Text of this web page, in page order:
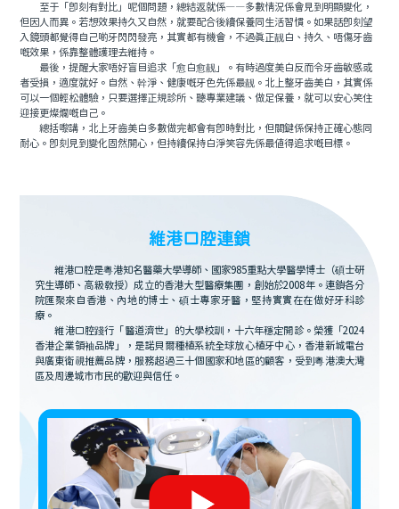
至于「即刻有對比」呢個問題，總結返就係——多數情況係會見到明顯變化，
但因人而異。若想效果持久又自然，就要配合後續保養同生活習慣。如果話即刻望
入鏡頭都覺得自己啲牙閃閃發亮，其實都有機會，不過真正靓白、持久、唔傷牙齒
嘅效果，係靠整體護理去維持。
最後，提醒大家唔好盲目追求「愈白愈靓」。有時過度美白反而令牙齒敏感或
者受損，適度就好。自然、幹淨、健康嘅牙色先係最靓。北上整牙齒美白，其實係
可以一個輕松體驗，只要選擇正規診所、聽專業建議、做足保養，就可以安心笑住
迎接更燦爛嘅自己。
總括嚟講，北上牙齒美白多數做完都會有即時對比，但關鍵係保持正確心態同
耐心。即刻見到變化固然開心，但持續保持白淨笑容先係最值得追求嘅目標。
維港口腔連鎖
維港口腔是粵港知名醫藥大學導師、國家985重點大學醫學博士（碩士研
究生導師、高級教授）成立的香港大型醫療集團，創始於2008年。連鎖各分
院匯聚來自香港、內地的博士、碩士專家牙醫，堅持實實在在做好牙科診
療。
維港口腔踐行「醫道濟世」的大學校訓，十六年穩定開診。榮獲「2024
香港企業領袖品牌」，是諾貝爾種植系統全球放心植牙中心，香港新城電台
與廣東衛視推薦品牌，服務超過三十個國家和地區的顧客，受到粵港澳大灣
區及周邊城市市民的歡迎與信任。